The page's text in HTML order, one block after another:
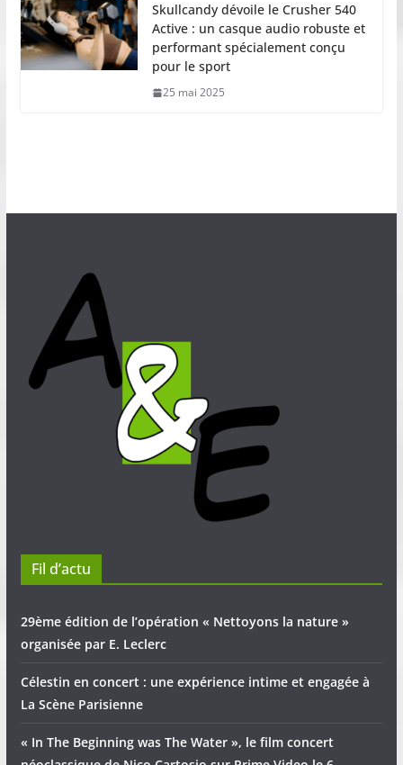
Skullcandy dévoile le Crusher 540
Active : un casque audio robuste et
performant spécialement conçu
pour le sport
25 mai 2025
Fil d’actu
29ème édition de l’opération « Nettoyons la nature »
organisée par E. Leclerc
Célestin en concert : une expérience intime et engagée à
La Scène Parisienne
« In The Beginning was The Water », le film concert